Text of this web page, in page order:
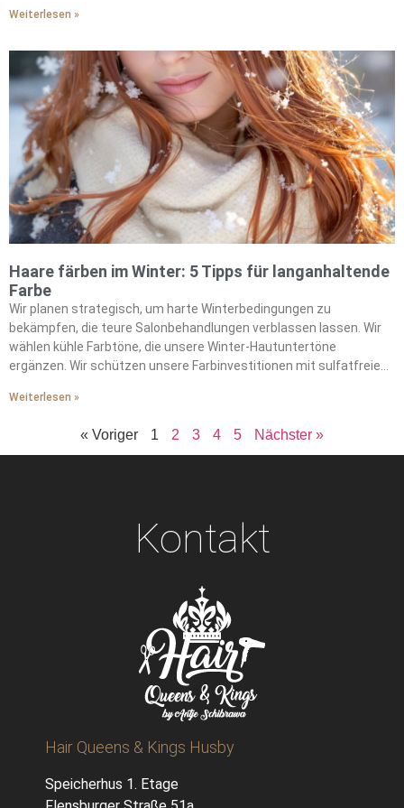
Weiterlesen »
Haare färben im Winter: 5 Tipps für langanhaltende
Farbe
Wir planen strategisch, um harte Winterbedingungen zu
bekämpfen, die teure Salonbehandlungen verblassen lassen. Wir
wählen kühle Farbtöne, die unsere Winter-Hautuntertöne
ergänzen. Wir schützen unsere Farbinvestitionen mit sulfatfreien
lauwarmem Wasser. Wir schützen unsere Haare vor Windschäden
Heizungsluft gestohlene Feuchtigkeit durch wöchentliche
grundlegenden Schritte die ganze Saison über salonfrische
Weiterlesen »
« Voriger 1 2 3 4 5 Nächster »
Kontakt
Hair Queens & Kings Husby
Speicherhus 1. Etage